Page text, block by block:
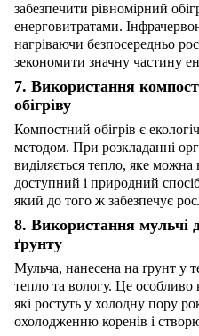
забезпечити рівномірний
енерговитратами.
нагріваючи безпосередньо
зекономити значну частину
7. Використання
обігріву
Компостний обігрів є
методом. При розкладанні
виділяється тепло, яке можна
доступний і природний
який до того ж забезпечує
8. Використання мульчі
ґрунту
Мульча, нанесена на ґрунт у
тепло та вологу. Це особливо
які ростуть у холодну пору
охолодженню коренів і